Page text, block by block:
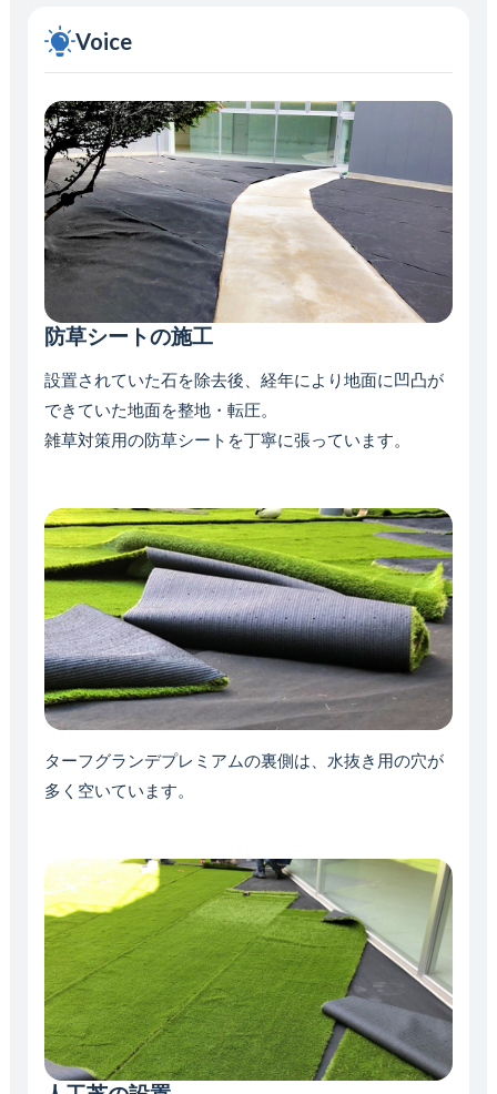
Voice
防草シートの施工
設置されていた石を除去後、経年により地面に凹凸が
できていた地面を整地・転圧。
雑草対策用の防草シートを丁寧に張っています。
ターフグランデプレミアムの裏側は、水抜き用の穴が
多く空いています。